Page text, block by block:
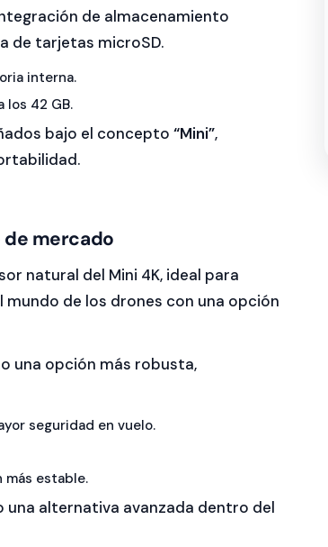
de almacenamiento
de tarjetas microSD.
interna.
los 42 GB.
bajo el concepto“Mini”,
mercado
natural del Mini 4K, ideal para
de los drones con una opción
una opción más robusta,
seguridad en vuelo.
más estable.
alternativa avanzada dentro del